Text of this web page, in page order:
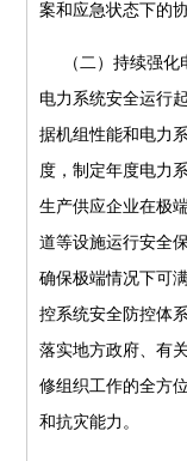
案和应急状态下的
（二）持续强
电力系统安全运行
据机组性能和电力
度，制定年度电力
生产供应企业在极
道等设施运行安全
确保极端情况下可
控系统安全防控体
落实地方政府、有
修组织工作的全方
和抗灾能力。